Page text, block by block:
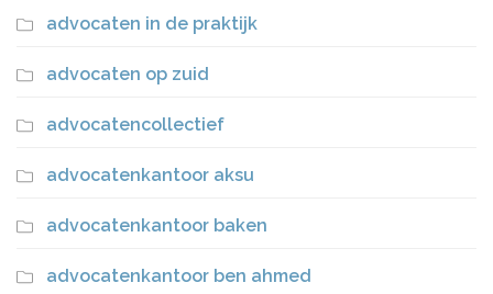
advocaten in de praktijk
advocaten op zuid
advocatencollectief
advocatenkantoor aksu
advocatenkantoor baken
advocatenkantoor ben ahmed